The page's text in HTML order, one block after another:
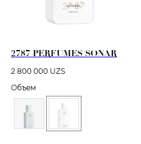
2787 PERFUMES SONAR
2 800 000 UZS
Объем